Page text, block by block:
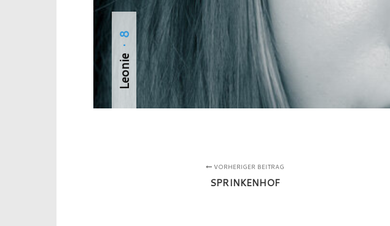
Leonie
· 8
VORHERIGER BEITRAG
SPRINKENHOF